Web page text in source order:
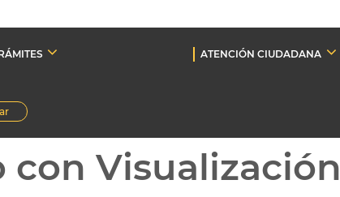
ATENCIÓN CIUDADANA
con Visualización